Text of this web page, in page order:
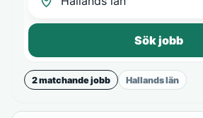
Sök jobb
2 matchande jobb Hallands län